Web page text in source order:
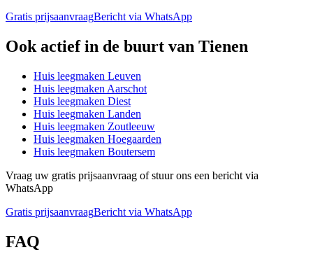
Gratis prijsaanvraagBericht via WhatsApp
Ook actief in de buurt van Tienen
Huis leegmaken Leuven
Huis leegmaken Aarschot
Huis leegmaken Diest
Huis leegmaken Landen
Huis leegmaken Zoutleeuw
Huis leegmaken Hoegaarden
Huis leegmaken Boutersem
Vraag uw gratis prijsaanvraag of stuur ons een bericht via
WhatsApp
Gratis prijsaanvraagBericht via WhatsApp
FAQ